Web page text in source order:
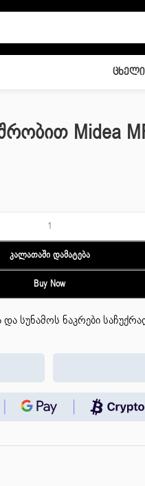
Ცხელი
Midea
Კალათაში Დამატება
Buy Now
და სუნამოს ნაკრები